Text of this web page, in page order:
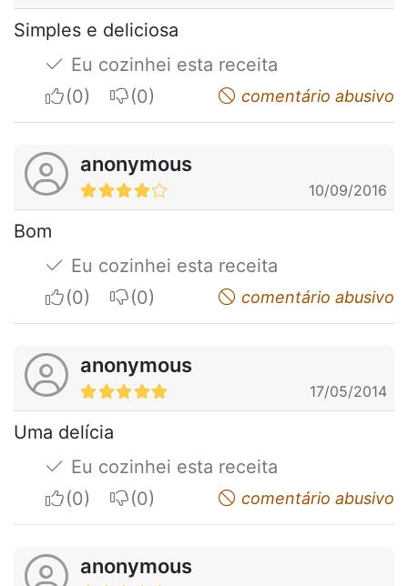
Simples e deliciosa
Eu cozinhei esta receita
I apreciateI do not appreciatecomentário abusivo
anonymous
10/09/2016
Bom
Eu cozinhei esta receita
I apreciateI do not appreciatecomentário abusivo
anonymous
17/05/2014
Uma delícia
Eu cozinhei esta receita
I apreciateI do not appreciatecomentário abusivo
anonymous